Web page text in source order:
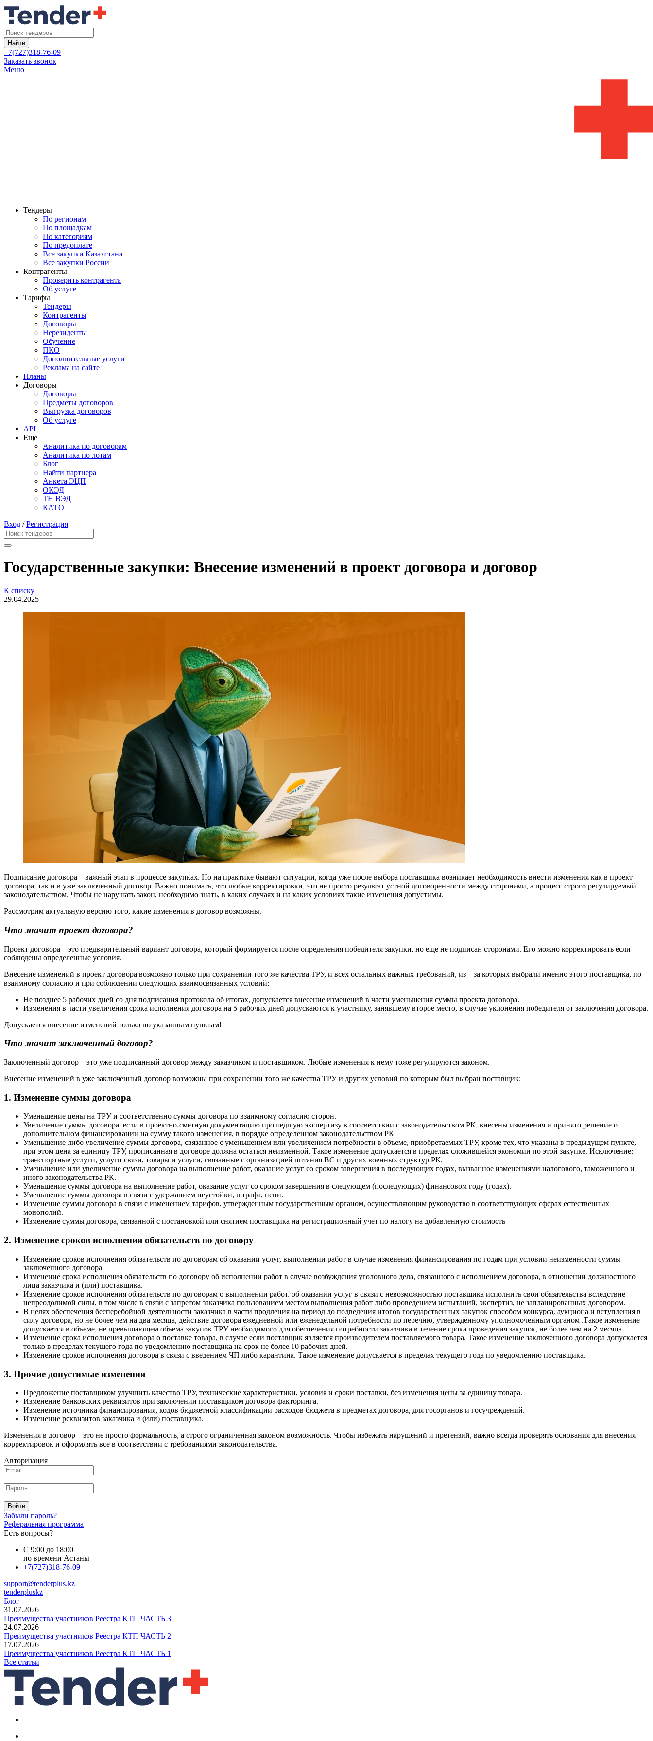
Найти
+7(727)318-76-09
Заказать звонок
Меню
Тендеры
По регионам
По площадкам
По категориям
По предоплате
Все закупки Казахстана
Все закупки России
Контрагенты
Проверить контрагента
Об услуге
Тарифы
Тендеры
Контрагенты
Договоры
Нерезиденты
Обучение
ПКО
Дополнительные услуги
Реклама на сайте
Планы
Договоры
Договоры
Предметы договоров
Выгрузка договоров
Об услуге
API
Еще
Аналитика по договорам
Аналитика по лотам
Блог
Найти партнера
Анкета ЭЦП
ОКЭД
ТН ВЭД
КАТО
Вход /Регистрация
Государственные закупки: Внесение изменений в проект договора и договор
К списку
29.04.2025
Подписание договора – важный этап в процессе закупках. Но на практике бывают ситуации, когда уже после выбора поставщика возникает необходимость внести изменения как в проект
договора, так и в уже заключенный договор. Важно понимать, что любые корректировки, это не просто результат устной договоренности между сторонами, а процесс строго регулируемый
законодательством. Чтобы не нарушать закон, необходимо знать, в каких случаях и на каких условиях такие изменения допустимы.
Рассмотрим актуальную версию того, какие изменения в договор возможны.
Что значит проект договора?
Проект договора – это предварительный вариант договора, который формируется после определения победителя закупки, но еще не подписан сторонами. Его можно корректировать если
соблюдены определенные условия.
Внесение изменений в проект договора возможно только при сохранении того же качества ТРУ, и всех остальных важных требований, из – за которых выбрали именно этого поставщика, по
взаимному согласию и при соблюдении следующих взаимосвязанных условий:
Не позднее 5 рабочих дней со дня подписания протокола об итогах, допускается внесение изменений в части уменьшения суммы проекта договора.
Изменения в части увеличения срока исполнения договора на 5 рабочих дней допускаются к участнику, занявшему второе место, в случае уклонения победителя от заключения договора.
Допускается внесение изменений только по указанным пунктам!
Что значит заключенный договор?
Заключенный договор – это уже подписанный договор между заказчиком и поставщиком. Любые изменения к нему тоже регулируются законом.
Внесение изменений в уже заключенный договор возможны при сохранении того же качества ТРУ и других условий по которым был выбран поставщик:
1. Изменение суммы договора
Уменьшение цены на ТРУ и соответственно суммы договора по взаимному согласию сторон.
Увеличение суммы договора, если в проектно-сметную документацию прошедшую экспертизу в соответствии с законодательством РК, внесены изменения и принято решение о
дополнительном финансировании на сумму такого изменения, в порядке определенном законодательством РК.
Уменьшение либо увеличение суммы договора, связанное с уменьшением или увеличением потребности в объеме, приобретаемых ТРУ, кроме тех, что указаны в предыдущем пункте,
при этом цена за единицу ТРУ, прописанная в договоре должна остаться неизменной. Такое изменение допускается в пределах сложившейся экономии по этой закупке. Исключение:
транспортные услуги, услуги связи, товары и услуги, связанные с организацией питания ВС и других военных структур РК.
Уменьшение или увеличение суммы договора на выполнение работ, оказание услуг со сроком завершения в последующих годах, вызванное изменениями налогового, таможенного и
иного законодательства РК.
Уменьшение суммы договора на выполнение работ, оказание услуг со сроком завершения в следующем (последующих) финансовом году (годах).
Уменьшение суммы договора в связи с удержанием неустойки, штрафа, пени.
Изменение суммы договора в связи с изменением тарифов, утвержденным государственным органом, осуществляющим руководство в соответствующих сферах естественных
монополий.
Изменение суммы договора, связанной с постановкой или снятием поставщика на регистрационный учет по налогу на добавленную стоимость
2. Изменение сроков исполнения обязательств по договору
Изменение сроков исполнения обязательств по договорам об оказании услуг, выполнении работ в случае изменения финансирования по годам при условии неизменности суммы
заключенного договора.
Изменение срока исполнения обязательств по договору об исполнении работ в случае возбуждения уголовного дела, связанного с исполнением договора, в отношении должностного
лица заказчика и (или) поставщика.
Изменение сроков исполнения обязательств по договорам о выполнении работ, об оказании услуг в связи с невозможностью поставщика исполнить свои обязательства вследствие
непреодолимой силы, в том числе в связи с запретом заказчика пользованием местом выполнения работ либо проведением испытаний, экспертиз, не запланированных договором.
В целях обеспечения бесперебойной деятельности заказчика в части продления на период до подведения итогов государственных закупок способом конкурса, аукциона и вступления в
силу договора, но не более чем на два месяца, действие договора ежедневной или еженедельной потребности по перечню, утвержденному уполномоченным органом .Такое изменение
допускается в объеме, не превышающем объема закупок ТРУ необходимого для обеспечения потребности заказчика в течение срока проведения закупок, не более чем на 2 месяца.
Изменение срока исполнения договора о поставке товара, в случае если поставщик является производителем поставляемого товара. Такое изменение заключенного договора допускается
только в пределах текущего года по уведомлению поставщика на срок не более 10 рабочих дней.
Изменение сроков исполнения договора в связи с введением ЧП либо карантина. Такое изменение допускается в пределах текущего года по уведомлению поставщика.
3. Прочие допустимые изменения
Предложение поставщиком улучшить качество ТРУ, технические характеристики, условия и сроки поставки, без изменения цены за единицу товара.
Изменение банковских реквизитов при заключении поставщиком договора факторинга.
Изменение источника финансирования, кодов бюджетной классификации расходов бюджета в предметах договора, для госорганов и госучреждений.
Изменение реквизитов заказчика и (или) поставщика.
Изменения в договор – это не просто формальность, а строго ограниченная законом возможность. Чтобы избежать нарушений и претензий, важно всегда проверять основания для внесения
корректировок и оформлять все в соответствии с требованиями законодательства.
Авторизация
Войти
Забыли пароль?
Реферальная программа
Есть вопросы?
С 9:00 до 18:00
по времени Астаны
+7(727)318-76-09
support@tenderplus.kz
tenderpluskz
Блог
31.07.2026
Преимущества участников Реестра КТП ЧАСТЬ 3
24.07.2026
Преимущества участников Реестра КТП ЧАСТЬ 2
17.07.2026
Преимущества участников Реестра КТП ЧАСТЬ 1
Все статьи